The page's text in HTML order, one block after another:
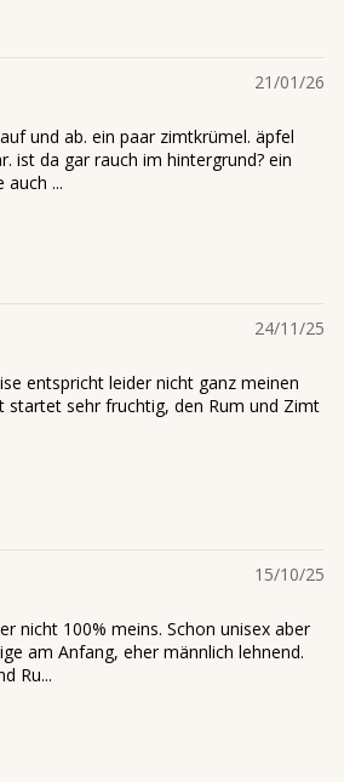
21/01/26
und ab. ein paar zimtkrümel. äpfel
ist da gar rauch im hintergrund? ein
auch ...
24/11/25
entspricht leider nicht ganz meinen
startet sehr fruchtig, den Rum und Zimt
15/10/25
nicht 100% meins. Schon unisex aber
am Anfang, eher männlich lehnend.
Ru...